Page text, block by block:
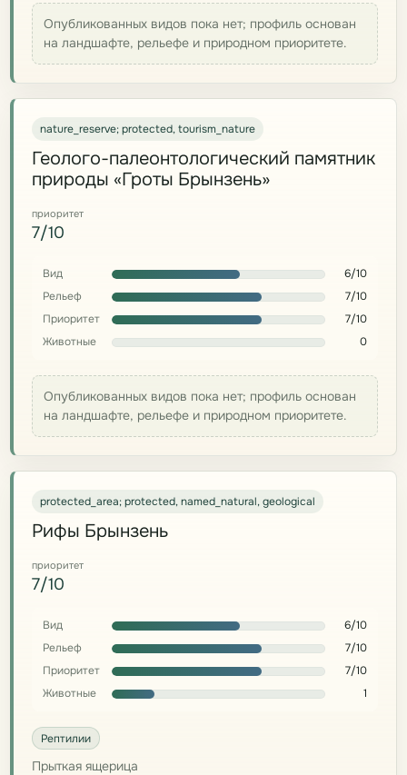
Опубликованных видов пока нет; профиль основан
на ландшафте, рельефе и природном приоритете.
nature_reserve; protected, tourism_nature
Геолого-палеонтологический памятник
природы «Гроты Брынзень»
приоритет
7/10
Вид
6/10
Рельеф
7/10
Приоритет
7/10
Животные
0
Опубликованных видов пока нет; профиль основан
на ландшафте, рельефе и природном приоритете.
protected_area; protected, named_natural, geological
Рифы Брынзень
приоритет
7/10
Вид
6/10
Рельеф
7/10
Приоритет
7/10
Животные
1
Рептилии
Прыткая ящерица